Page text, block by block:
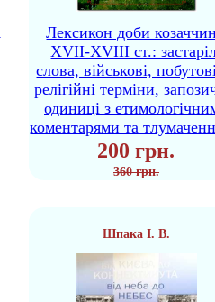
Лексикон доби
XVII-XVIII ст.:
слова, військові,
релігійні терміни,
одиниці з
коментарями та
200 грн.
360 грн.
Шпака І. В.